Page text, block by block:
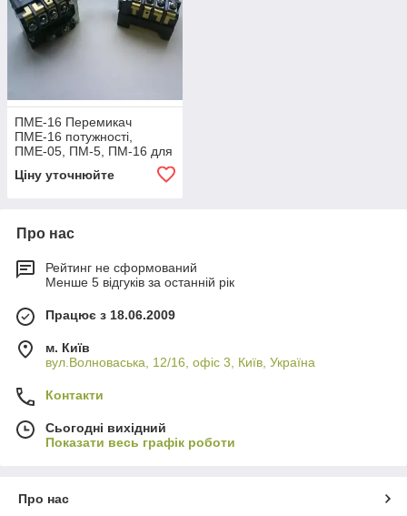
ПМЕ-16 Перемикач
ПМЕ-16 потужності,
ПМЕ-05, ПМ-5, ПМ-16 для
ПМЕ-05, ПМ-5,
Ціну уточнюйте
Про нас
Рейтинг не сформований
Менше 5 відгуків за останній рік
Працює з 18.06.2009
м. Київ
вул.Волноваська, 12/16, офіс 3, Київ, Україна
Контакти
Сьогодні вихідний
Показати весь графік роботи
Про нас